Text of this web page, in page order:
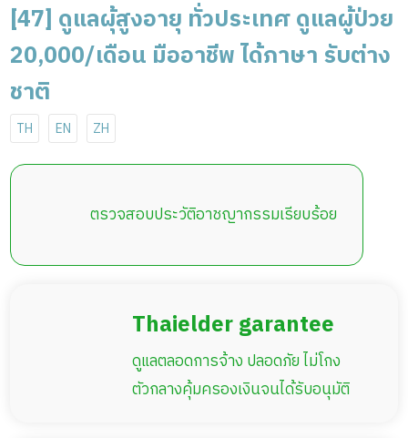
[47] ดูแลผุ้สูงอายุ ทั่วประเทศ ดูแลผู้ป่วย
20,000/เดือน มืออาชีพ ได้ภาษา รับต่าง
ชาติ
TH EN ZH
ตรวจสอบประวัติอาชญากรรมเรียบร้อย
Thaielder garantee
ดูแลตลอดการจ้าง ปลอดภัย ไม่โกง
ตัวกลางคุ้มครองเงินจนได้รับอนุมัติ